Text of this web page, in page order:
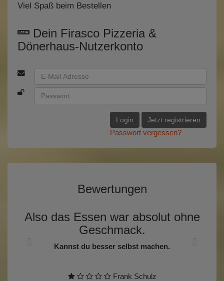
Viel Spaß beim Bestellen
Dein Firasco Pizzeria &
Dönerhaus-Nutzerkonto
Login
Jetzt registrieren
Passwort vergessen?
Bewertungen
Also das Essen war absolut ohne
Geschmack.
Kannst du besser selbst machen.
Frank Schulz